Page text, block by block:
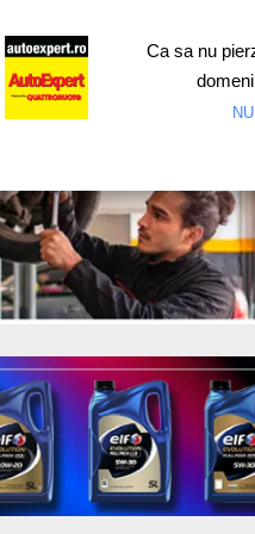
Test drive
Ca sa nu